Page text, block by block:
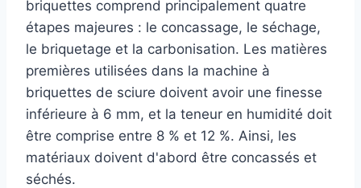
briquettes comprend principalement quatre
étapes majeures : le concassage, le séchage,
le briquetage et la carbonisation. Les matières
premières utilisées dans la machine à
briquettes de sciure doivent avoir une finesse
inférieure à 6 mm, et la teneur en humidité doit
être comprise entre 8 % et 12 %. Ainsi, les
matériaux doivent d'abord être concassés et
séchés.